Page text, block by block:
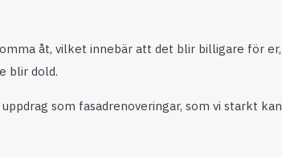
åt, vilket innebär att det blir billigare för er,
blir dold.
som fasadrenoveringar, som vi starkt kan